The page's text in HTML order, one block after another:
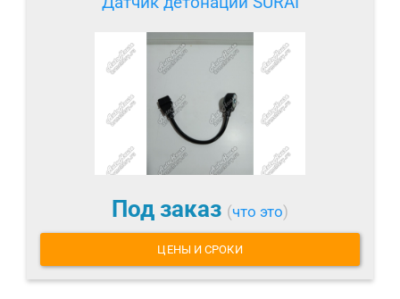
Под заказ (что это)
ЦЕНЫ И СРОКИ